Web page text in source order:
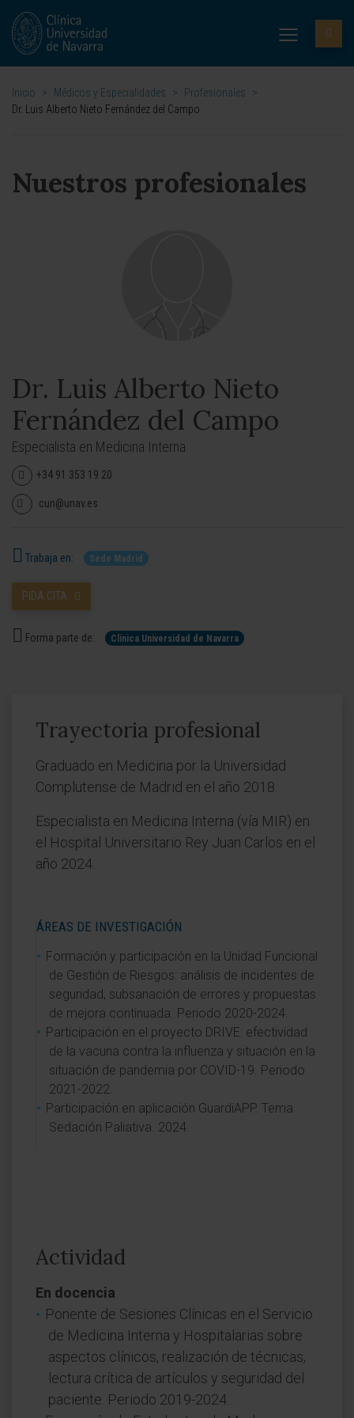
Inicio > Médicos y Especialidades > Profesionales
>
Dr. Luis Alberto Nieto Fernández del Campo
Nuestros profesionales
Dr. Luis Alberto Nieto
Fernández del Campo
Especialista en Medicina Interna
+34 91 353 19 20
cun@unav.es
Trabaja en: Sede Madrid
PIDA CITA
Forma parte de: Clínica Universidad de Navarra
Trayectoria profesional
Graduado en Medicina por la Universidad
Complutense de Madrid en el año 2018.
Especialista en Medicina Interna (vía MIR) en
el Hospital Universitario Rey Juan Carlos en el
año 2024.
ÁREAS DE INVESTIGACIÓN
Formación y participación en la Unidad Funcional
de Gestión de Riesgos: análisis de incidentes de
seguridad, subsanación de errores y propuestas
de mejora continuada. Periodo 2020-2024.
Participación en el proyecto DRIVE: efectividad
de la vacuna contra la influenza y situación en la
situación de pandemia por COVID-19. Periodo
2021-2022.
Participación en aplicación GuardiAPP. Tema
Sedación Paliativa. 2024.
Actividad
En docencia
Ponente de Sesiones Clínicas en el Servicio
de Medicina Interna y Hospitalarias sobre
aspectos clínicos, realización de técnicas,
lectura crítica de artículos y seguridad del
paciente. Periodo 2019-2024.